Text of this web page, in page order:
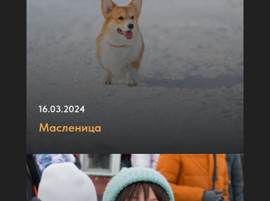
16.03.2024
Масленица